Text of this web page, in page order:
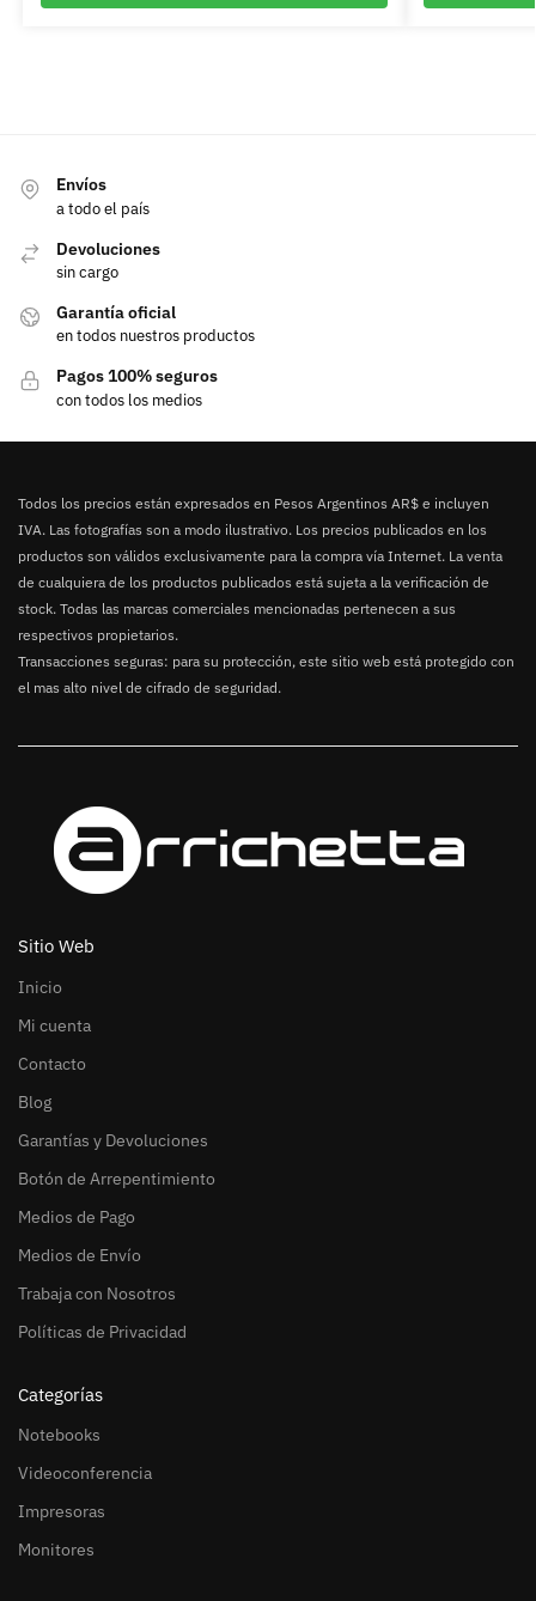
Envíos
a todo el país
Devoluciones
sin cargo
Garantía oficial
en todos nuestros productos
Pagos 100% seguros
con todos los medios
Todos los precios están expresados en Pesos Argentinos AR$ e incluyen
IVA. Las fotografías son a modo ilustrativo. Los precios publicados en los
productos son válidos exclusivamente para la compra vía Internet. La venta
de cualquiera de los productos publicados está sujeta a la verificación de
stock. Todas las marcas comerciales mencionadas pertenecen a sus
respectivos propietarios.
Transacciones seguras: para su protección, este sitio web está protegido con
el mas alto nivel de cifrado de seguridad.
Sitio Web
Inicio
Mi cuenta
Contacto
Blog
Garantías y Devoluciones
Botón de Arrepentimiento
Medios de Pago
Medios de Envío
Trabaja con Nosotros
Políticas de Privacidad
Categorías
Notebooks
Videoconferencia
Impresoras
Monitores